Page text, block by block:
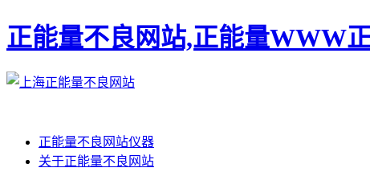
正能量不良网站,正能量WWW
正能量不良网站仪器
关于正能量不良网站